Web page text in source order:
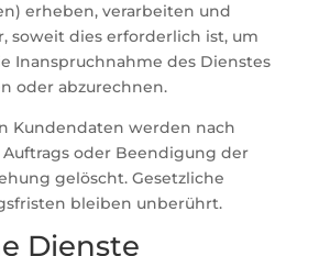
erheben, verarbeiten und
soweit dies erforderlich ist, um
Inanspruchnahme des Dienstes
oder abzurechnen.
Kundendaten werden nach
Auftrags oder Beendigung der
gelöscht. Gesetzliche
bleiben unberührt.
Dienste